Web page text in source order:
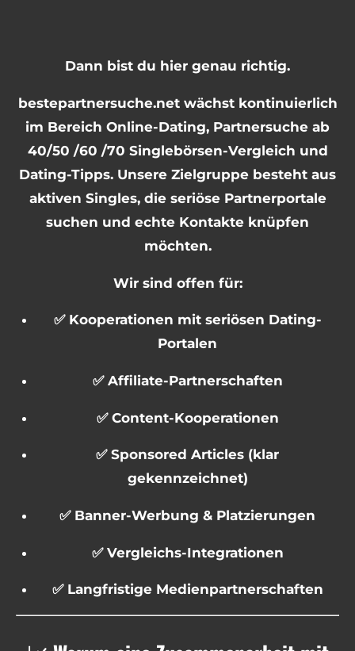
Dann bist du hier genau richtig.
bestepartnersuche.net wächst kontinuierlich
im Bereich Online-Dating, Partnersuche ab
40/50 /60 /70 Singlebörsen-Vergleich und
Dating-Tipps. Unsere Zielgruppe besteht aus
aktiven Singles, die seriöse Partnerportale
suchen und echte Kontakte knüpfen
möchten.
Wir sind offen für:
✅ Kooperationen mit seriösen Dating-
Portalen
✅ Affiliate-Partnerschaften
✅ Content-Kooperationen
✅ Sponsored Articles (klar
gekennzeichnet)
✅ Banner-Werbung & Platzierungen
✅ Vergleichs-Integrationen
✅ Langfristige Medienpartnerschaften